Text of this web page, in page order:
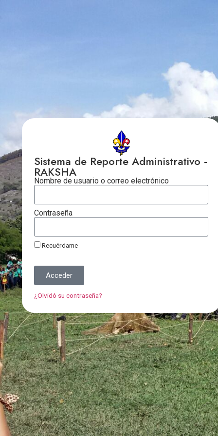
Sistema de Reporte Administrativo -
RAKSHA
Nombre de usuario o correo electrónico
Contraseña
Recuérdame
Acceder
¿Olvidó su contraseña?